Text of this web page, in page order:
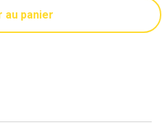
au panier